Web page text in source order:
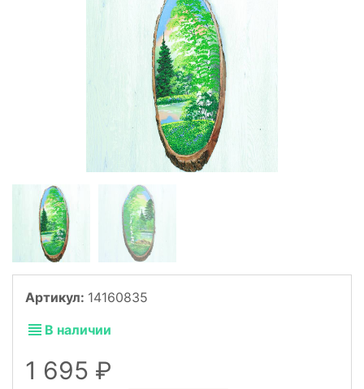
Артикул: 14160835
В наличии
1 695